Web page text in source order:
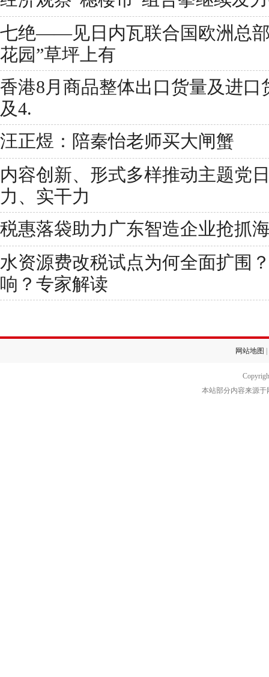
七绝——见日内瓦联合国欧洲总
花园”草坪上有
香港8月商品整体出口货量及进口
及4.
汪正煜：陪秦怡老师买大闸蟹
内容创新、形式多样推动主题党
力、实干力
税惠落袋助力广东智造企业抢抓
水资源费改税试点为何全面扩围
响？专家解读
网站地图
本站部分内容来源于